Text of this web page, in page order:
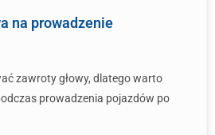
na prowadzenie
zawroty głowy, dlatego warto
prowadzenia pojazdów po